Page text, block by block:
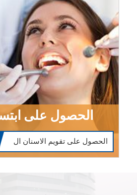
الحصول على
الحصول على تقويم الاسنان ال